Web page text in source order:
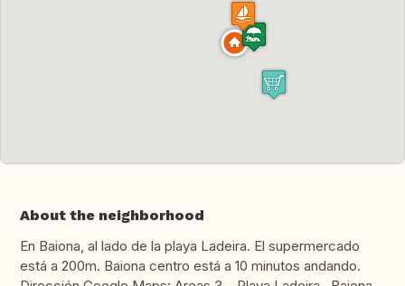
About the neighborhood
En Baiona, al lado de la playa Ladeira. El supermercado
está a 200m. Baiona centro está a 10 minutos andando.